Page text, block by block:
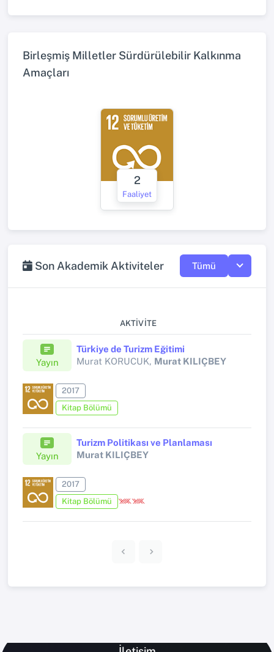
Birleşmiş Milletler Sürdürülebilir Kalkınma
Amaçları
2
Faaliyet
Son Akademik Aktiviteler Tümü
AKTIVITE
Yayın
Türkiye de Turizm Eğitimi
Murat KORUCUK, Murat KILIÇBEY
2017
Kitap Bölümü
Yayın
Turizm Politikası ve Planlaması
Murat KILIÇBEY
2017
Kitap Bölümü